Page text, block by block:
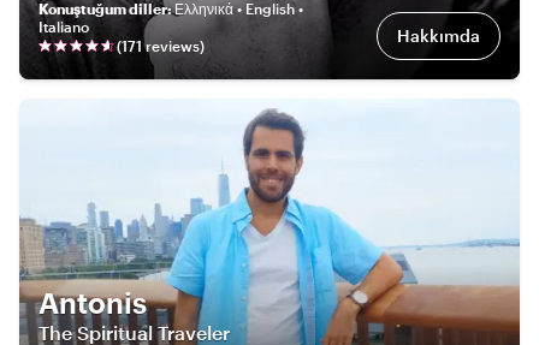
Konuştuğum diller:Ελληνικά • English •
Italiano
(171 reviews) Hakkımda
Antonis
The Spiritual Traveler